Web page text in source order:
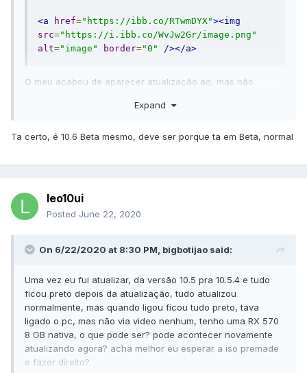
<a href="https://ibb.co/RTwmDYX"><img
src="https://i.ibb.co/WvJw2Gr/image.png"
alt="image" border="0" /></a>
O meu acabou de aparecer atualização aq, mas não
consta como macOS 10.16 Beta
Expand
Ta certo, é 10.6 Beta mesmo, deve ser porque ta em Beta, normal
leo10ui
Posted June 22, 2020
On 6/22/2020 at 8:30 PM, bigbotijao said:
Uma vez eu fui atualizar, da versão 10.5 pra 10.5.4 e tudo
ficou preto depois da atualização, tudo atualizou
normalmente, mas quando ligou ficou tudo preto, tava
ligado o pc, mas não via video nenhum, tenho uma RX 570
8 GB nativa, o que pode ser? pode acontecer novamente
atualizando agora? acha melhor eu esperar a iso premade
e fazer direito?